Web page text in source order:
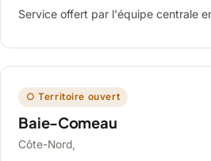
Service offert par l'équipe centrale
○ Territoire ouvert
Baie-Comeau
Côte-Nord,